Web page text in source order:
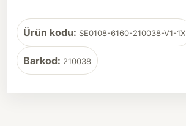
Ürün kodu: SE0108-6160-210038-V1-1X
Barkod: 210038